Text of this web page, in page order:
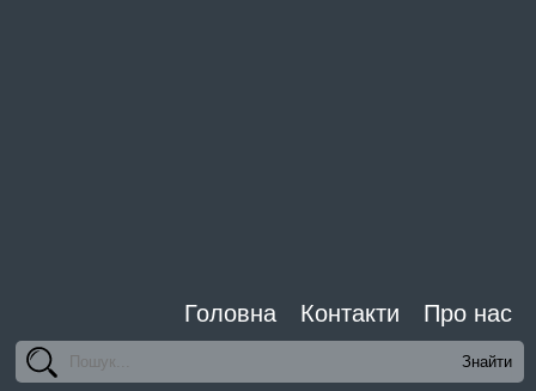
Головна Контакти Про нас